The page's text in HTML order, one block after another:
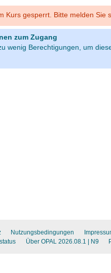
Kurs gesperrt. Bitte melden Sie
zum Zugang
wenig Berechtigungen, um
Nutzungsbedingungen
Über OPAL 2026.08.1 | N9